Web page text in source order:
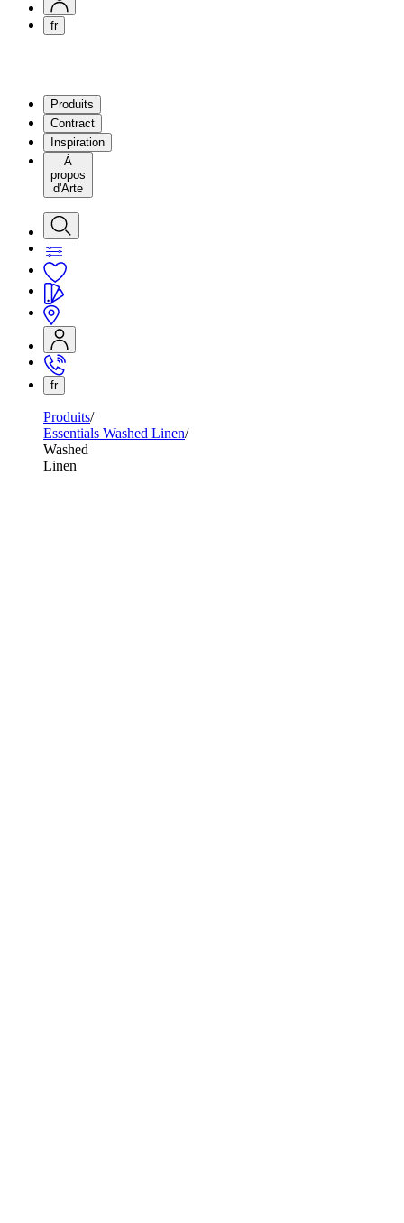
fr
Produits
Contract
Inspiration
À
propos
d'Arte
fr
Produits
Essentials Washed Linen
Washed
Linen